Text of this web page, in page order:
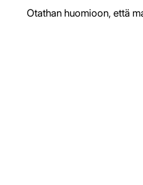
Otathan huomioon, että